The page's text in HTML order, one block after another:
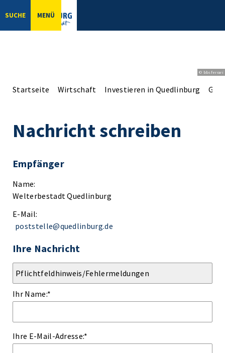
SUCHE MENÜ
© bbsferrari
Startseite Wirtschaft Investieren in Quedlinburg
Nachricht schreiben
Empfänger
Name:
Welterbestadt Quedlinburg
E-Mail:
poststelle@quedlinburg.de
Ihre Nachricht
Ihr Name:*
Ihre E-Mail-Adresse:*